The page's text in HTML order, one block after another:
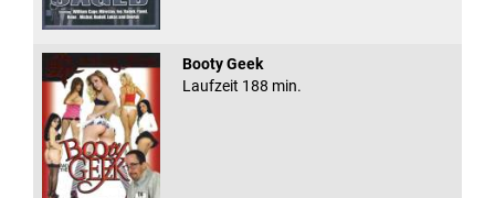
Booty Geek
Laufzeit 188 min.